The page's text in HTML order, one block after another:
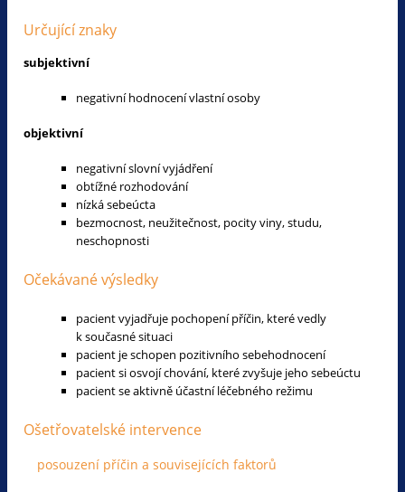
Určující znaky
subjektivní
negativní hodnocení vlastní osoby
objektivní
negativní slovní vyjádření
obtížné rozhodování
nízká sebeúcta
bezmocnost, neužitečnost, pocity viny, studu,
neschopnosti
Očekávané výsledky
pacient vyjadřuje pochopení příčin, které vedly
k současné situaci
pacient je schopen pozitivního sebehodnocení
pacient si osvojí chování, které zvyšuje jeho sebeúctu
pacient se aktivně účastní léčebného režimu
Ošetřovatelské intervence
posouzení příčin a souvisejících faktorů